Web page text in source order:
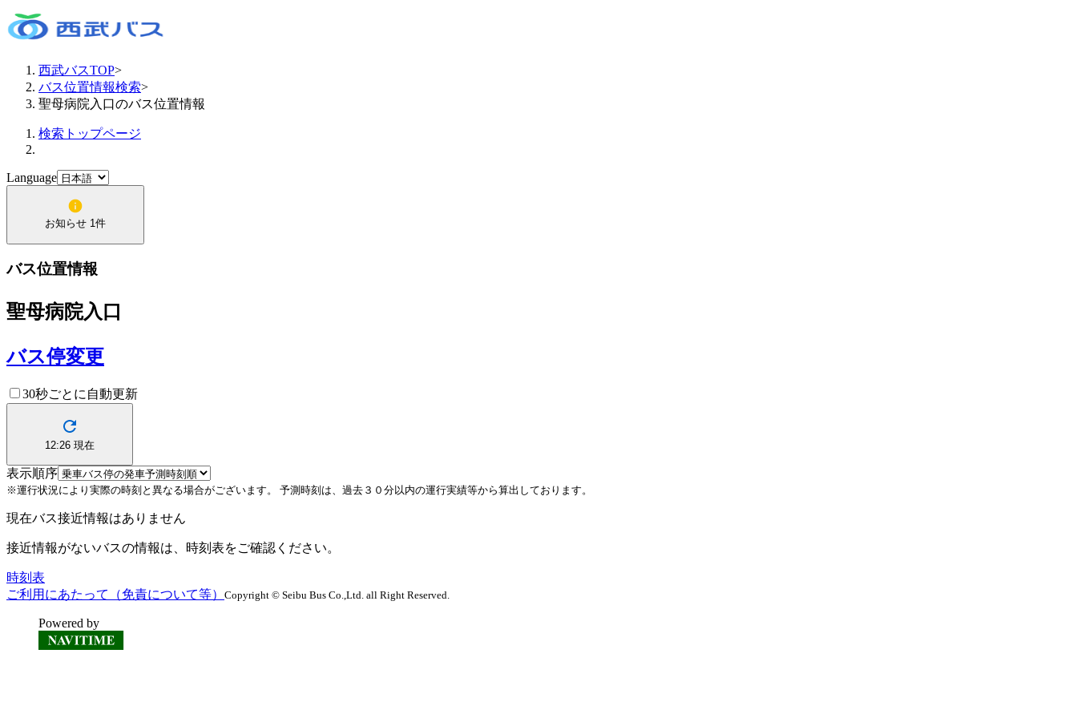
西武バスTOP>
バス位置情報検索>
聖母病院入口のバス位置情報
検索トップページ
Language
お知らせ 1件
バス位置情報
聖母病院入口
バス停変更
30秒ごとに自動更新
12:26 現在
表示順序
※運行状況により実際の時刻と異なる場合がございます。 予測時刻は、過去３０分以内の運行実績等から算出しております。
現在バス接近情報はありません
接近情報がないバスの情報は、時刻表をご確認ください。
時刻表
ご利用にあたって（免責について等） Copyright © Seibu Bus Co.,Ltd. all Right Reserved.
Powered by